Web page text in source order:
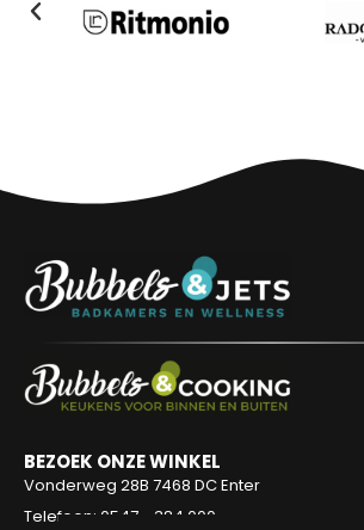
BEZOEK ONZE WINKEL
Vonderweg 28B 7468 DC Enter
Telefoon: 0547 - 384 000